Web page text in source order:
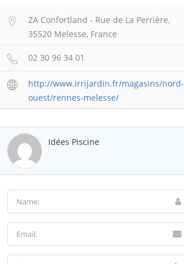
ZA Confortland - Rue de La Perrière,
35520 Melesse, France
02 30 96 34 01
http://www.irrijardin.fr/magasins/nord-
ouest/rennes-melesse/
Idées Piscine